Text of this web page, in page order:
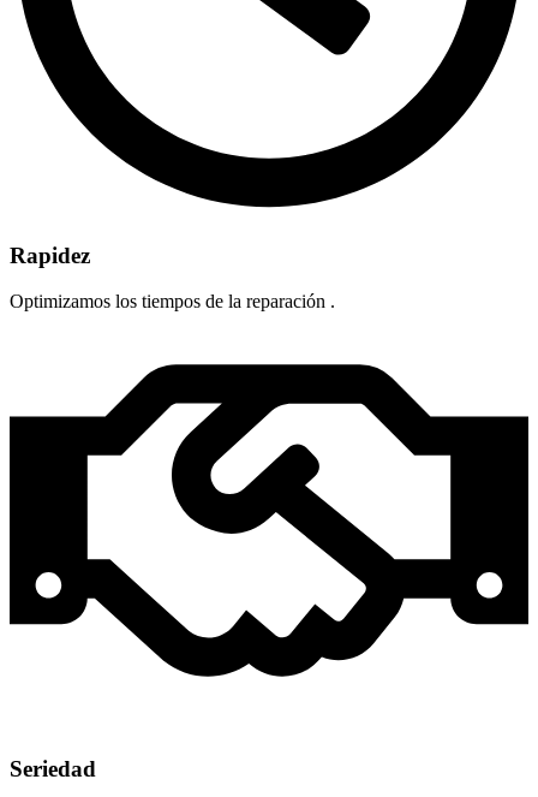
Rapidez
Optimizamos los tiempos de la reparación .
Seriedad